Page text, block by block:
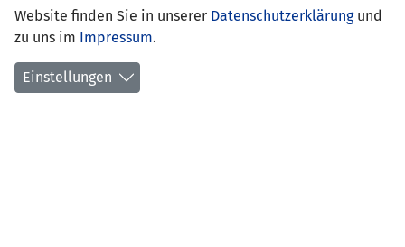
Anzahl Spiele: 0
Website finden Sie in unserer Datenschutzerklärungund
zu uns im Impressum.
Einstellungen